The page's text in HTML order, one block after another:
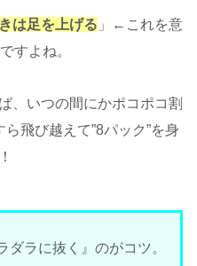
は足を上げる 」←これを意
すよね。
、いつの間にかポコポコ割
飛び越えて”8パック”を身
ダラに抜く』のがコツ。